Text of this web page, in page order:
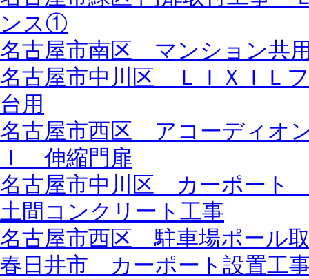
ンス①
名古屋市南区 マンション共
名古屋市中川区 ＬＩＸＩＬ
台用
名古屋市西区 アコーディオ
Ｉ 伸縮門扉
名古屋市中川区 カーポー
土間コンクリート工事
名古屋市西区 駐車場ポール
春日井市 カーポート設置工